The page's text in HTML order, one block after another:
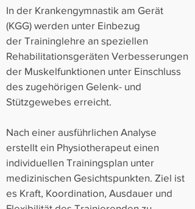
In der Krankengymnastik am Gerät
(KGG) werden unter Einbezug
der Traininglehre an speziellen
Rehabilitationsgeräten Verbesserungen
der Muskelfunktionen unter Einschluss
des zugehörigen Gelenk- und
Stützgewebes erreicht.
Nach einer ausführlichen Analyse
erstellt ein Physiotherapeut einen
individuellen Trainingsplan unter
medizinischen Gesichtspunkten. Ziel ist
es Kraft, Koordination, Ausdauer und